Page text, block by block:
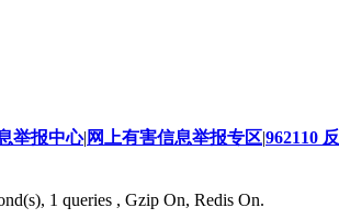
举报中心| 网上有害信息举报专区|962110
1 queries , Gzip On, Redis On.